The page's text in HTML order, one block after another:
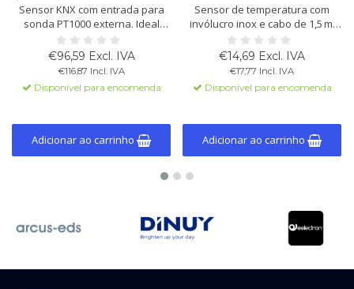
Sensor KNX com entrada para
sonda PT1000 externa. Ideal
para aquecimento,
arrefecimento e ventilação.
Sonda não incluída. IP20, design
compacto.
€96,59 Excl. IVA
€116,87 Incl. IVA
Disponível para encomenda
Adicionar ao carrinho
Sensor de temperatura com
invólucro inox e cabo de 1,5 m.
Disponível em PVC, silicone ou
PTFE. Faixa de medição
-50..+250 °C. Classe IP54/IP65.
€14,69 Excl. IVA
€17,77 Incl. IVA
Disponível para encomenda
Adicionar ao carrinho